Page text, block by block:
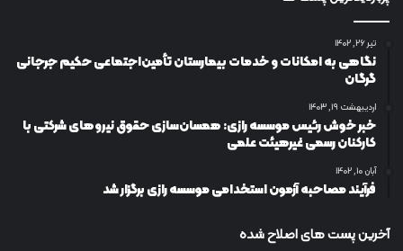
تیر ۲۶, ۱۴۰۲
نگاهی به امکانات و خدمات بیمارستان تأمین‌اجتماعی حکیم جرجانی
گرگان
اردیبهشت ۱۹, ۱۴۰۳
خبر خوش رئیس موسسه رازی: همسان‌سازی حقوق نیروهای شرکتی با
کارکنان رسمی غیرهیئت علمی
آبان ۱۰, ۱۴۰۲
فرآیند مصاحبه آزمون استخدامی موسسه رازی برگزار شد
آخرین پست های اصلاح شده